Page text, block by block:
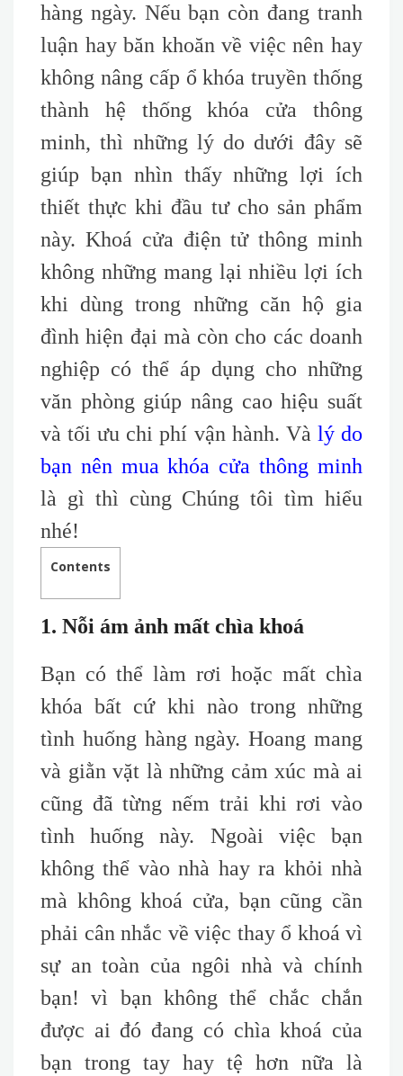
hàng ngày. Nếu bạn còn đang tranh
luận hay băn khoăn về việc nên hay
không nâng cấp ổ khóa truyền thống
thành hệ thống khóa cửa thông
minh, thì những lý do dưới đây sẽ
giúp bạn nhìn thấy những lợi ích
thiết thực khi đầu tư cho sản phẩm
này. Khoá cửa điện tử thông minh
không những mang lại nhiều lợi ích
khi dùng trong những căn hộ gia
đình hiện đại mà còn cho các doanh
nghiệp có thể áp dụng cho những
văn phòng giúp nâng cao hiệu suất
và tối ưu chi phí vận hành. Và lý do
bạn nên mua khóa cửa thông minh
là gì thì cùng Chúng tôi tìm hiểu
nhé!
Contents
1. Nỗi ám ảnh mất chìa khoá
Bạn có thể làm rơi hoặc mất chìa
khóabất cứ khi nào trong những
tình huống hàng ngày. Hoang mang
và giằn vặt là những cảm xúc mà ai
cũng đã từng nếm trải khi rơi vào
tình huống này. Ngoài việc bạn
không thể vào nhà hay ra khỏi nhà
mà không khoá cửa, bạn cũng cần
phải cân nhắc về việc thay ổ khoá vì
sự an toàn của ngôi nhà và chính
bạn! vì bạn không thể chắc chắn
được ai đó đang có chìa khoá của
bạn trong tay hay tệ hơn nữa là